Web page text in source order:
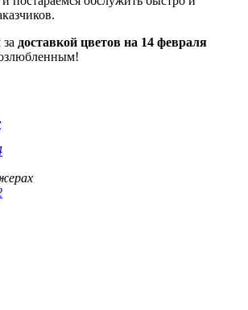
доставкой цветов на 14 февраля